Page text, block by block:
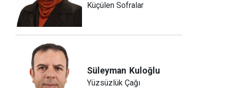
Küçülen Sofralar
Süleyman Kuloğlu
Yüzsüzlük Çağı